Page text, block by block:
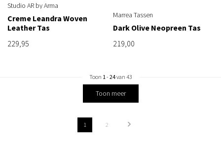
Studio AR by Arma
Creme Leandra Woven
Leather Tas
229,95
Marrea Tassen
Dark Olive Neopreen Tas
219,00
Toon 1 - 24van 43
Toon meer
1 2